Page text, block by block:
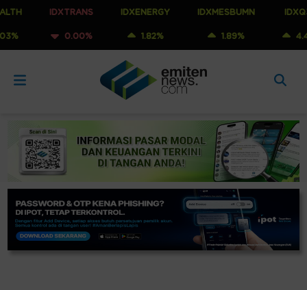
IDXTRANS
0.00%
IDXENERGY
1.82%
IDXMESBUMN
1.89%
IDXQ30
4.41%